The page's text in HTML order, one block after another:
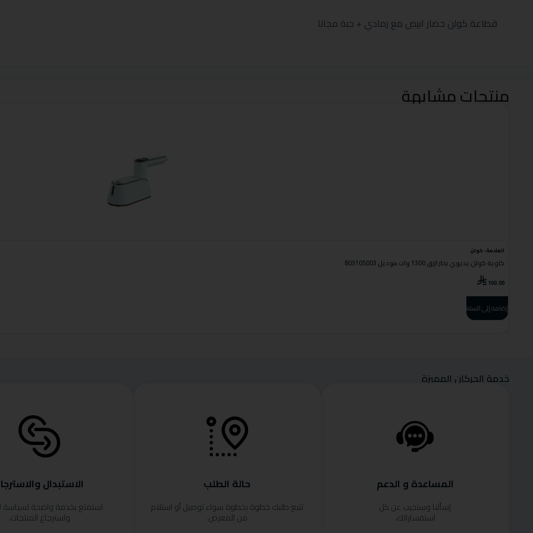
قطاعة كولن خضار ابيض مع رمادي + حبة مجانا
منتجات مشابهة
العلامة: كولن
كاوية كولن يديوي بخار ازرق 1300 وات موديل 803105003
100.00
إضافة إلى السلة
خدمة الحركان المميزة
المساعدة و الدعم
إسألنا وسنجيب عن كل
استفساراتك.
حالة الطلب
تتبع طلبك خطوة بخطوة سواء توصيل أو استلام
من المعرض.
الاستبدال
استمتع بخدمة واضحة لسياسة
واسترجاع المنتجات.